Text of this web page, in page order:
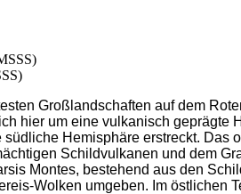
Großlandschaften auf dem
hier um eine vulkanisch
Hemisphäre erstreckt.
Schildvulkanen und dem
Montes, bestehend aus den
Wolken umgeben. Im östlichen